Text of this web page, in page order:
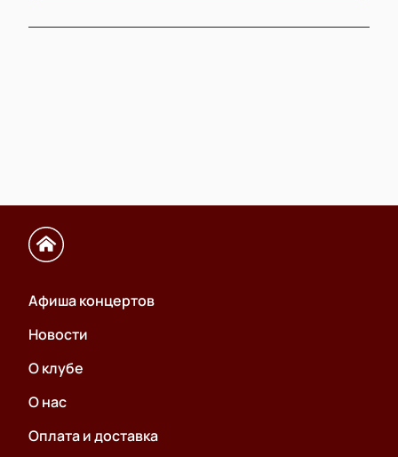
Афиша концертов
Новости
О клубе
О нас
Оплата и доставка